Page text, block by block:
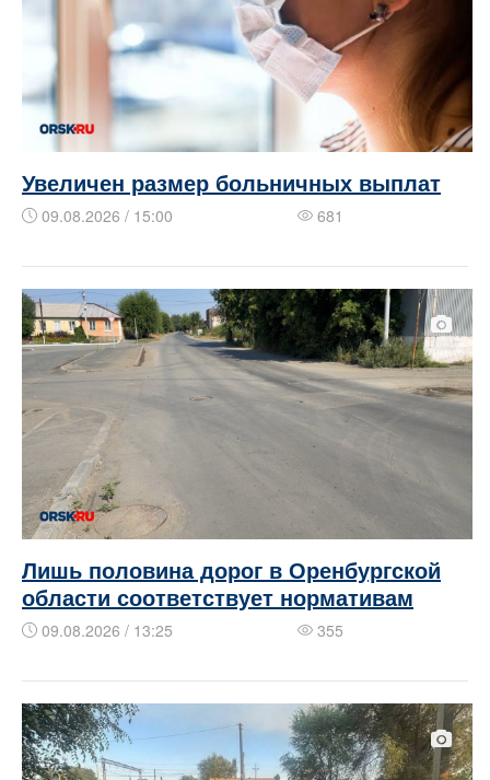
Увеличен размер больничных выплат
09.08.2026 / 15:00 681
Лишь половина дорог в Оренбургской
области соответствует нормативам
09.08.2026 / 13:25 355